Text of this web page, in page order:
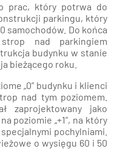
prac, który potrwa do
parkingu, który
samochodów. Do końca
nad parkingiem
budynku w stanie
bieżącego roku.
„0” budynku i klienci
nad tym poziomem.
zaprojektowany jako
poziomie „+1”, na który
pochylniami.
o wysięgu 60 i 50